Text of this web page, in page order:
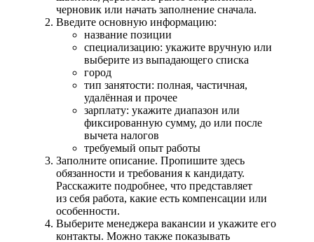
черновик или начать заполнение сначала.
Введите основную информацию:
название позиции
специализацию: укажите вручную или
выберите из выпадающего списка
город
тип занятости: полная, частичная,
удалённая и прочее
зарплату: укажите диапазон или
фиксированную сумму, до или после
вычета налогов
требуемый опыт работы
Заполните описание. Пропишите здесь
обязанности и требования к кандидату.
Расскажите подробнее, что представляет
из себя работа, какие есть компенсации или
особенности.
Выберите менеджера вакансии и укажите его
контакты. Можно также показывать